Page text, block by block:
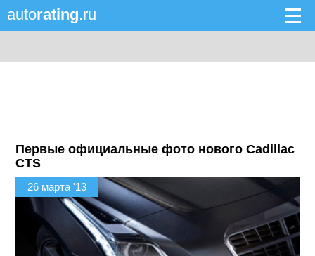
autorating.ru
Первые официальные фото нового Cadillac
CTS
26 марта '13